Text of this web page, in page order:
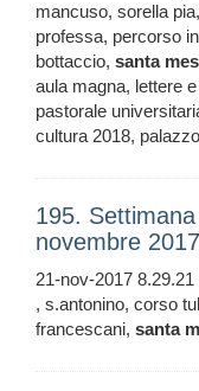
mancuso, sorella
professa, percorso
bottaccio, santa
aula magna, lettere
pastorale
cultura 2018,
195.
novembre
21-nov-2017 8.29.21
, s.antonino, corso
francescani, santa